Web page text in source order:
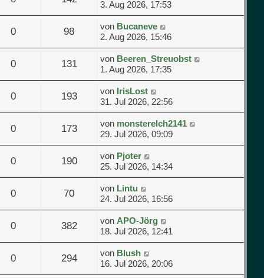
3. Aug 2026, 17:53
0 98 von Bucaneve
2. Aug 2026, 15:46
0 131 von Beeren_Streuobst
1. Aug 2026, 17:35
0 193 von IrisLost
31. Jul 2026, 22:56
0 173 von monsterelch2141
29. Jul 2026, 09:09
0 190 von Pjoter
25. Jul 2026, 14:34
0 70 von Lintu
24. Jul 2026, 16:56
0 382 von APO-Jörg
18. Jul 2026, 12:41
0 294 von Blush
16. Jul 2026, 20:06